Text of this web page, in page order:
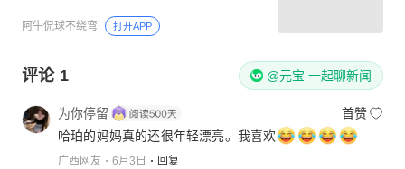
阿牛侃球不绕弯 打开APP
评论 1 @元宝 一起聊新闻
为你停留
首赞
哈珀的妈妈真的还很年轻漂亮。我喜欢
广西网友 6月3日 回复